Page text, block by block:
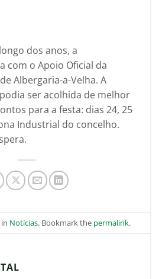
dos anos, a
com o Apoio Oficial da
Albergaria-a-Velha. A
ser acolhida de melhor
para a festa: dias 24, 25
Industrial do concelho.
Notícias. Bookmark the permalink.